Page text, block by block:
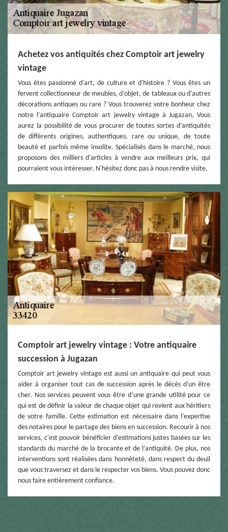
Achetez vos antiquités chez Comptoir art jewelry
vintage
Vous êtes passionné d'art, de culture et d'histoire ? Vous êtes un
fervent collectionneur de meubles, d’objet, de tableaux ou d'autres
décorations antiques ou rare ? Vous trouverez votre bonheur chez
notre l’antiquaire Comptoir art jewelry vintage à Jugazan, Vous
aurez la possibilité de vous procurer de toutes sortes d’antiquités
de différents origines, authentiques, rare ou unique, de toute
beauté et parfois même insolite. Spécialisés dans le marché, nous
proposons des milliers d'articles à vendre aux meilleurs prix, qui
pourraient vous intéresser. N'hésitez donc pas à nous rendre visite.
Comptoir art jewelry vintage : Votre antiquaire
succession à Jugazan
Comptoir art jewelry vintage est aussi un antiquaire qui peut vous
aider à organiser tout cas de succession après le décès d'un être
cher. Nos services peuvent vous être d’une grande utilité pour ce
qui est de définir la valeur de chaque objet qui revient aux héritiers
de votre famille. Cette estimation est nécessaire dans l’expertise
des notaires pour le partage des biens en succession. Recourir à nos
services, c'est pouvoir bénéficier d'estimations justes basées sur les
standards du marché de la brocante et de l’antiquité. De plus, nos
interventions sont réalisées dans honnêteté, dans respect du deuil
que vous traversez et dans le respecter vos biens. Vous pouvez donc
nous faire entièrement confiance.